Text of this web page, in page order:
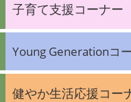
子育て支援コーナー
Young Generationコ
健やか生活応援コー